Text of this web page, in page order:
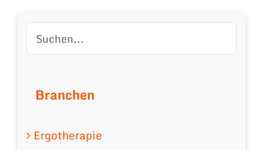
Branchen
Ergotherapie